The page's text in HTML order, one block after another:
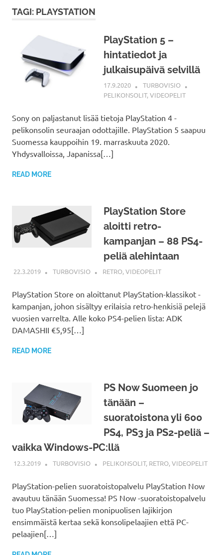
TAGI: PLAYSTATION
PlayStation 5 –
hintatiedot ja
julkaisupäivä selvillä
17.9.2020
TURBOVISIO
PELIKONSOLIT,VIDEOPELIT
Sony on paljastanut lisää tietoja PlayStation 4 -
pelikonsolin seuraajan odottajille. PlayStation 5 saapuu
Suomessa kauppoihin 19. marraskuuta 2020.
Yhdysvalloissa, Japanissa[…]
READ MORE
PlayStation Store
aloitti retro-
kampanjan – 88 PS4-
peliä alehintaan
22.3.2019 TURBOVISIO RETRO,VIDEOPELIT
PlayStation Store on aloittanut PlayStation-klassikot -
kampanjan, johon sisältyy erilaisia retro-henkisiä pelejä
vuosien varrelta. Alle koko PS4-pelien lista: ADK
DAMASHII €5,95[…]
READ MORE
PS Now Suomeen jo
tänään –
suoratoistona yli 600
PS4, PS3 ja PS2-peliä –
vaikka Windows-PC:llä
12.3.2019 TURBOVISIO PELIKONSOLIT, RETRO,VIDEOPELIT
PlayStation-pelien suoratoistopalvelu PlayStation Now
avautuu tänään Suomessa! PS Now -suoratoistopalvelu
tuo PlayStation-pelien monipuolisen lajikirjon
ensimmäistä kertaa sekä konsolipelaajien että PC-
pelaajien[…]